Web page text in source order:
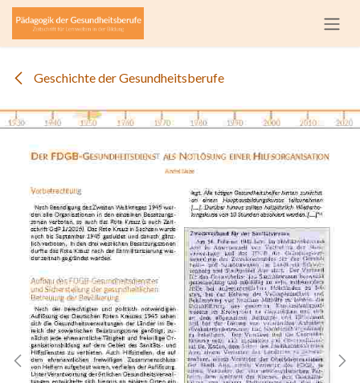
Zum Inhalt springen
Geschichte der Gesundheitsberufe